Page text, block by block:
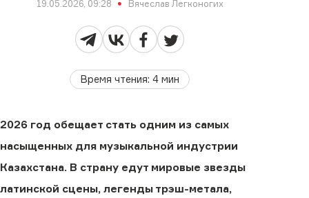
19.05.2026, 09:28 Вячеслав Легконогих
Время чтения: 4мин
2026 год обещает стать одним из самых
насыщенных для музыкальной индустрии
Казахстана. В страну едут мировые звезды
латинской сцены, легенды трэш-метала,